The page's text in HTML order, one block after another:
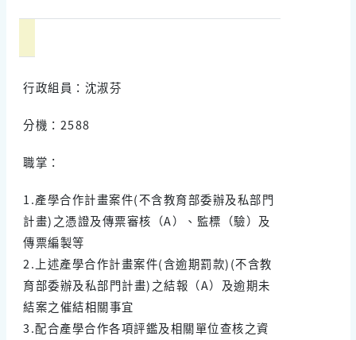
行政組員：沈淑芬
分機：2588
職掌：
1.產學合作計畫案件(不含教育部委辦及私部門
計畫)之憑證及傳票審核（A）、監標（驗）及
傳票編製等
2.上述產學合作計畫案件(含逾期罰款)(不含教
育部委辦及私部門計畫)之結報（A）及逾期未
結案之催結相關事宜
3.配合產學合作各項評鑑及相關單位查核之資